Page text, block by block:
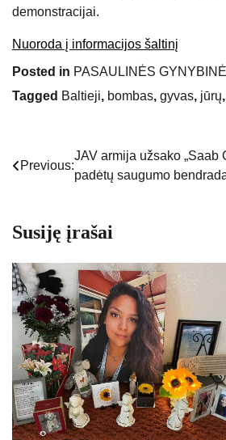
demonstracijai.
Nuoroda į informacijos šaltinį
Posted in PASAULINĖS
Tagged Baltieji, bombas, gyvas, jūrų,
Navigacija
Previous:
JAV armija užsako „Saab
padėtų saugumo
Susiję įrašai